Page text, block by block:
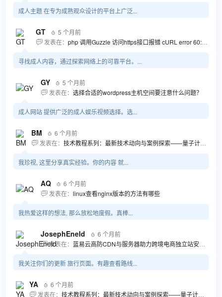
成人主题 在专为成熟观众设计的平台上广泛...
GT  5 个月前
 发表在： php 调用Guzzle 访问https接口报错 cURL error 60: SSL certificate problem...
寻找成人内容，通过探索网络上的可靠平台。...
GY  5 个月前
 发表在： 选择合适的wordpress主机空间要注意什么问题？
成人网站 提供广泛的成人娱乐视频选择。选...
BM  6 个月前
 发表在： 技术教程系列：最新技术动向与案例探索——量子计算商业应用揭秘 该教程将深入探索最新技术动态，重点关注量子计算技术在商业领域的应用，结合具体案例阐述其背景、起因、经过和结果。同时，强调技术文档和运维文档的重要性，揭示它们在新技术发展和行业标准...
我珍视, 这里分享真实经验。你的内容 就...
AQ  6 个月前
 发表在： linux查看nginx版本的方法有哪些
我热爱这样的想法, 那么放松地度假。真棒...
JosephEneld  6 个月前
 发表在： 蓝易云高防CDN与服务器助力跨境电商独立站安全高效发展
我关注你们的更新 旅行页面。有趣查看路线...
YA  6 个月前
 发表在： 技术教程系列：最新技术动向与案例探索——量子计算商业应用揭秘 该教程将深入探索最新技术动态，重点关注量子计算技术在商业领域的应用，结合具体案例阐述其背景、起因、经过和结果。同时，强调技术文档和运维文档的重要性，揭示它们在新技术发展和行业标准...